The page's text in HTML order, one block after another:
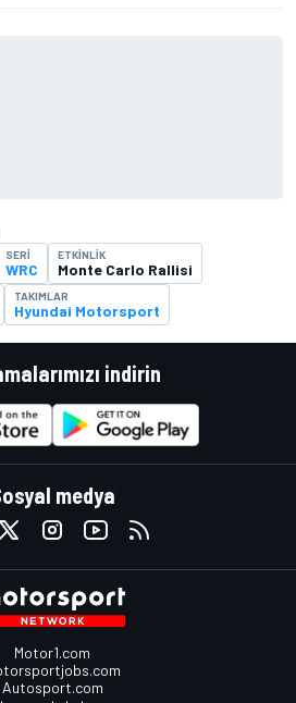
SERI
WRC
ETKINLIK
Monte Carlo Rallisi
TAKIMLAR
Hyundai Motorsport
indirin
medya
Motor1.com
Autosport.com